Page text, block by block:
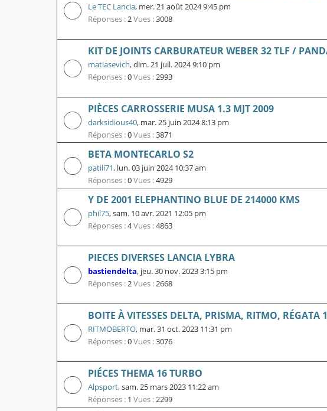
Le TEC Lancia, mer. 21 août 2024 9:45 pm
Réponses : 2Vues :3008
KIT DE JOINTS CARBURATEUR WEBER 32 TLF /
matiasevich,dim. 21 juil. 2024 9:10 pm
Réponses :0Vues : 2993
PIÈCES CARROSSERIE MUSA 1.3 MJT 2009
darksidious40, mar. 25 juin 2024 8:13 pm
Réponses :0Vues :3871
BETA MONTECARLO S2
patili71, lun. 03 juin 2024 10:37 am
Réponses :0Vues :4929
Y DE 2001 ELEPHANTINO BLUE DE 214000 KMS
phil75,sam. 10 avr. 2021 12:05 pm
Réponses :4Vues :4863
PIECES DIVERSES LANCIA LYBRA
bastiendelta, jeu. 30 nov. 2023 3:15 pm
Réponses : 2Vues : 2668
BOITE À VITESSES DELTA, PRISMA, RITMO, RÉGATA
RITMOBERTO, mar. 31 oct. 2023 11:31 pm
Réponses :0Vues :3076
PIÉCES THEMA 16 TURBO
Alpsport,sam. 25 mars 2023 11:22 am
Réponses : 1 Vues : 2299